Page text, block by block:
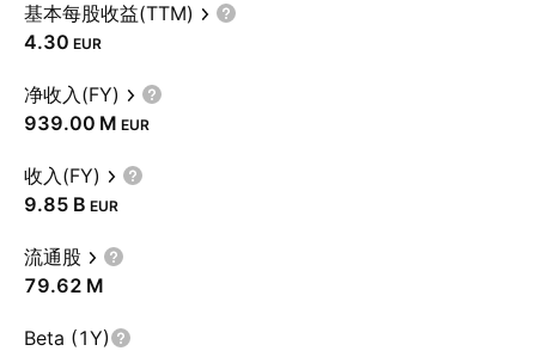
基本每股收益(TTM)
4.30 EUR
净收入(FY)
‪939.00 M‬ EUR
收入(FY)
‪9.85 B‬ EUR
流通股
‪79.62 M‬
Beta (1Y)